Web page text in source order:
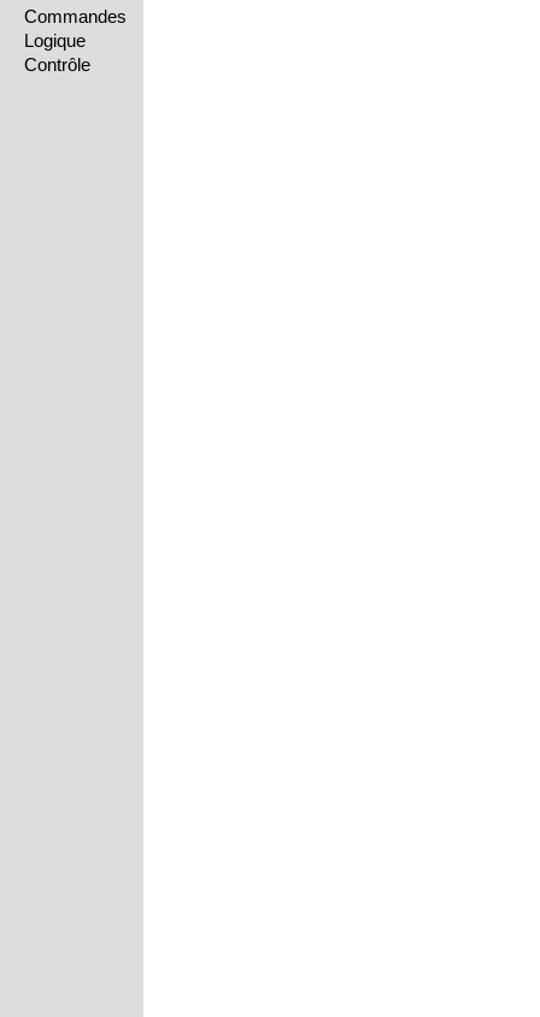
Commandes
Logique
Contrôle